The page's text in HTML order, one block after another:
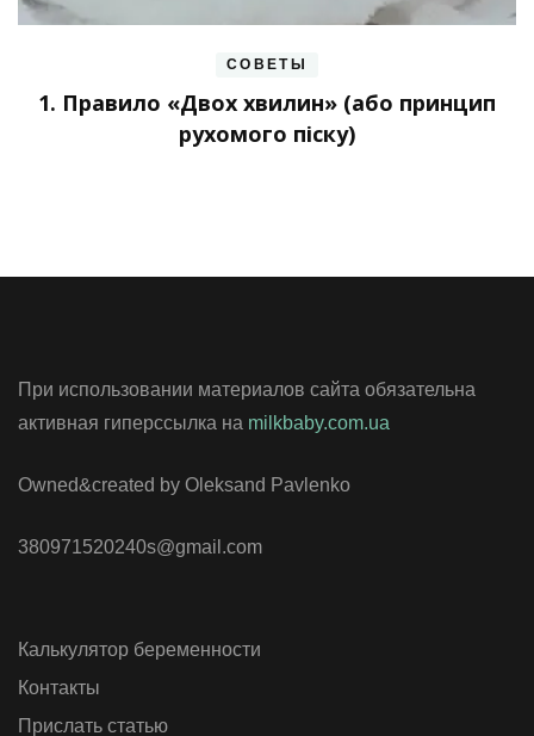
СОВЕТЫ
1. Правило «Двох хвилин» (або принцип
рухомого піску)
При использовании материалов сайта обязательна
активная гиперссылка на milkbaby.com.ua
Owned&created by Oleksand Pavlenko
380971520240s@gmail.com
Калькулятор беременности
Контакты
Прислать статью